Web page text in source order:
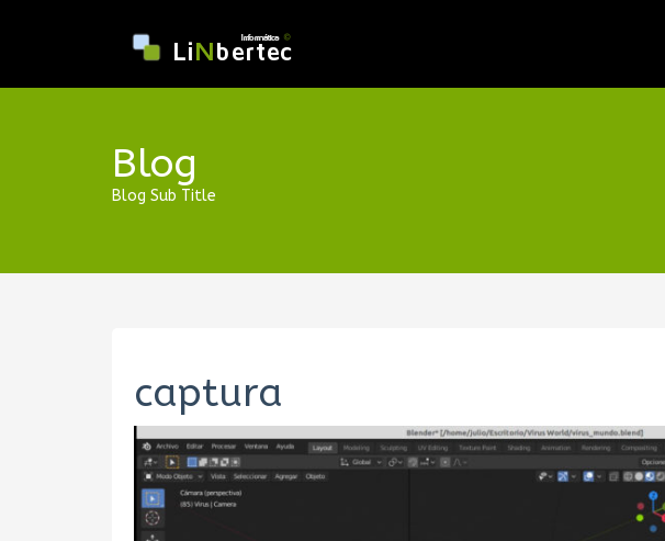
Blog
Blog Sub Title
captura